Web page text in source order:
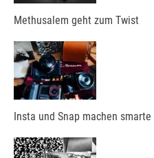
Methusalem geht zum Twist
Insta und Snap machen